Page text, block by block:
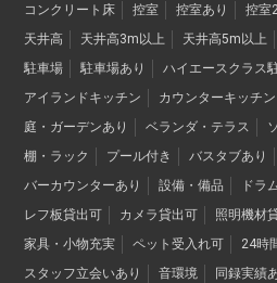
コンクリート床
控室 控室あり 控室
天井高
天井高3m以上 天井高5m以上
駐車場
駐車場あり
ハイエースクラス
アイランドキッチン
カウンターキッチン
庭・ガーデンあり
ベランダ・テラス
棚・ラック
プール付き バスタブあり
バーカウンターあり
設備・備品 ドラ
レフ板貸出可
カメラ貸出可 照明機材
家具・小物充実
ペット受入れ可
24時
スタッフ立会いあり
音環境 同録実績